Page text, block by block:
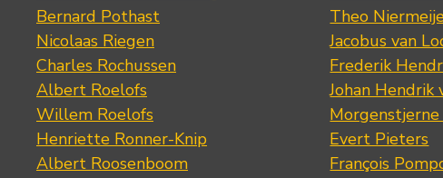
Bernard Pothast
Nicolaas Riegen
Charles Rochussen
Albert Roelofs
Willem Roelofs
Henriette Ronner-Knip
Albert Roosenboom
Theo
Jacobus van
Frederik
Johan Hendrik
Evert Pieters
François